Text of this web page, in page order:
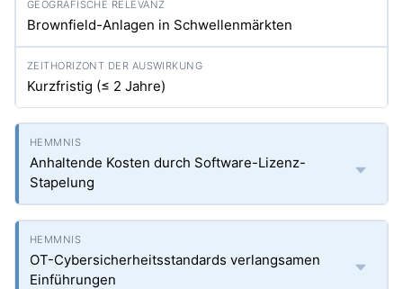
Brownfield-Anlagen in Schwellenmärkten
Kurzfristig (≤ 2 Jahre)
Anhaltende Kosten durch Software-Lizenz-
Stapelung
OT-Cybersicherheitsstandards verlangsamen
Einführungen